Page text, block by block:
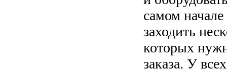
самом
заходить
которых
заказа. У